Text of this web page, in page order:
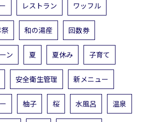
レストラン ワッフル
和の湯産 回数券
ン 夏 夏休み 子育て
安全衛生管理 新メニュー
柚子 桜 水風呂 温泉